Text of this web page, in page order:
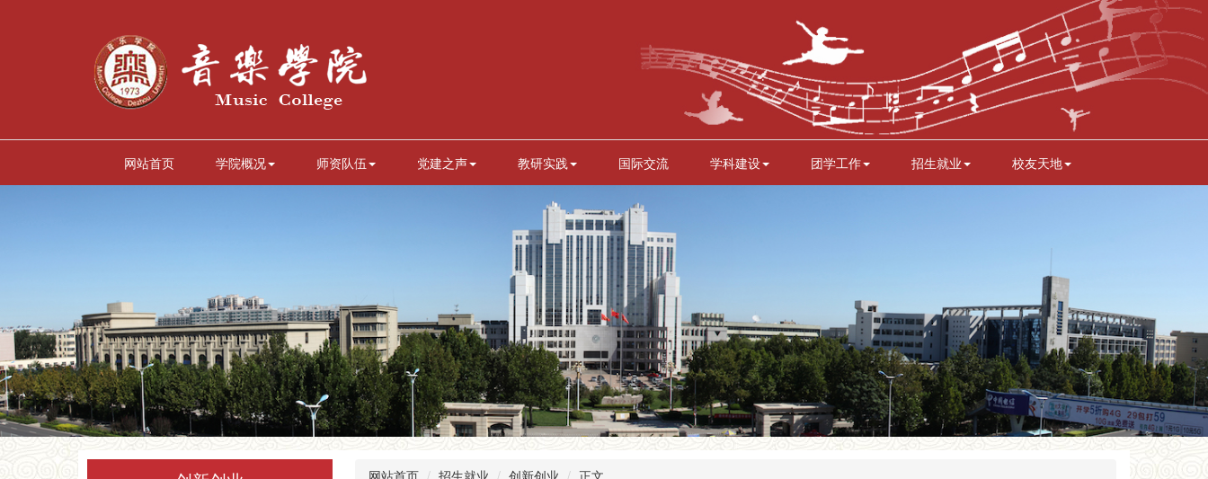
网站首页 学院概况 师资队伍 党建之声 教研实践 国际交流 学科建设 团学工作 招生就业 校友天地
网站首页 招生就业 创新创业 正文